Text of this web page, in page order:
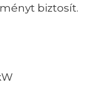
biztosít.